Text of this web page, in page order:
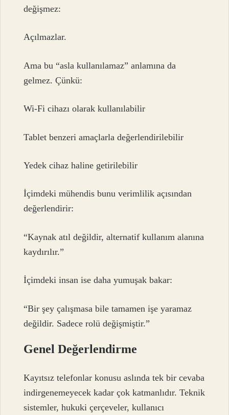
değişmez:
Açılmazlar.
Ama bu “asla kullanılamaz” anlamına da
gelmez. Çünkü:
Wi-Fi cihazı olarak kullanılabilir
Tablet benzeri amaçlarla değerlendirilebilir
Yedek cihaz haline getirilebilir
İçimdeki mühendis bunu verimlilik açısından
değerlendirir:
“Kaynak atıl değildir, alternatif kullanım alanına
kaydırılır.”
İçimdeki insan ise daha yumuşak bakar:
“Bir şey çalışmasa bile tamamen işe yaramaz
değildir. Sadece rolü değişmiştir.”
Genel Değerlendirme
Kayıtsız telefonlar konusu aslında tek bir cevaba
indirgenemeyecek kadar çok katmanlıdır. Teknik
sistemler, hukuki çerçeveler, kullanıcı